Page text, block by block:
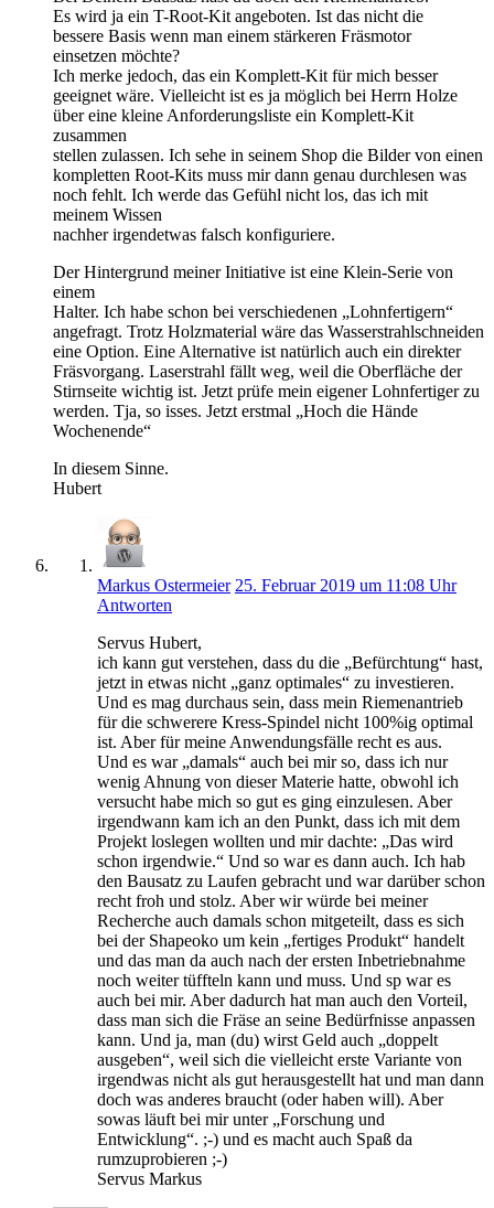
Es wird ja ein T-Root-Kit angeboten. Ist das nicht die
bessere Basis wenn man einem stärkeren Fräsmotor
einsetzen möchte?
Ich merke jedoch, das ein Komplett-Kit für mich besser
geeignet wäre. Vielleicht ist es ja möglich bei Herrn Holze
über eine kleine Anforderungsliste ein Komplett-Kit
zusammen
stellen zulassen. Ich sehe in seinem Shop die Bilder von einen
kompletten Root-Kits muss mir dann genau durchlesen was
noch fehlt. Ich werde das Gefühl nicht los, das ich mit
meinem Wissen
nachher irgendetwas falsch konfiguriere.
Der Hintergrund meiner Initiative ist eine Klein-Serie von
einem
Halter. Ich habe schon bei verschiedenen „Lohnfertigern“
angefragt. Trotz Holzmaterial wäre das Wasserstrahlschneiden
eine Option. Eine Alternative ist natürlich auch ein direkter
Fräsvorgang. Laserstrahl fällt weg, weil die Oberfläche der
Stirnseite wichtig ist. Jetzt prüfe mein eigener Lohnfertiger zu
werden. Tja, so isses. Jetzt erstmal „Hoch die Hände
Wochenende“
In diesem Sinne.
Hubert
Markus Ostermeier 25. Februar 2019 um 11:08 Uhr
Antworten
Servus Hubert,
ich kann gut verstehen, dass du die „Befürchtung“ hast,
jetzt in etwas nicht „ganz optimales“ zu investieren.
Und es mag durchaus sein, dass mein Riemenantrieb
für die schwerere Kress-Spindel nicht 100%ig optimal
ist. Aber für meine Anwendungsfälle recht es aus.
Und es war „damals“ auch bei mir so, dass ich nur
wenig Ahnung von dieser Materie hatte, obwohl ich
versucht habe mich so gut es ging einzulesen. Aber
irgendwann kam ich an den Punkt, dass ich mit dem
Projekt loslegen wollten und mir dachte: „Das wird
schon irgendwie.“ Und so war es dann auch. Ich hab
den Bausatz zu Laufen gebracht und war darüber schon
recht froh und stolz. Aber wir würde bei meiner
Recherche auch damals schon mitgeteilt, dass es sich
bei der Shapeoko um kein „fertiges Produkt“ handelt
und das man da auch nach der ersten Inbetriebnahme
noch weiter tüffteln kann und muss. Und sp war es
auch bei mir. Aber dadurch hat man auch den Vorteil,
dass man sich die Fräse an seine Bedürfnisse anpassen
kann. Und ja, man (du) wirst Geld auch „doppelt
ausgeben“, weil sich die vielleicht erste Variante von
irgendwas nicht als gut herausgestellt hat und man dann
doch was anderes braucht (oder haben will). Aber
sowas läuft bei mir unter „Forschung und
Entwicklung“. ;-) und es macht auch Spaß da
rumzuprobieren ;-)
Servus Markus